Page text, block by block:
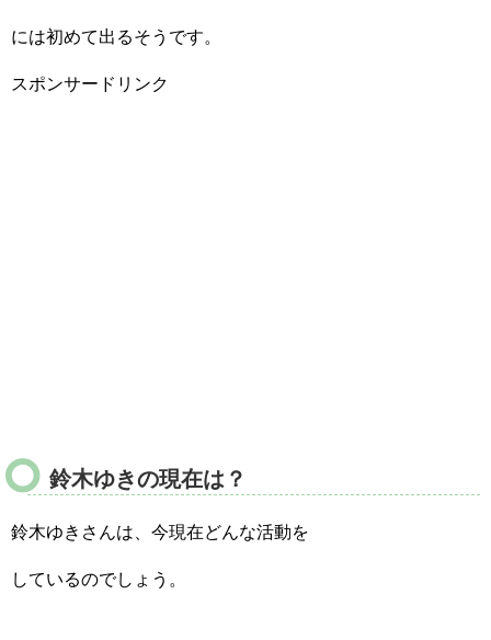
には初めて出るそうです。
スポンサードリンク
鈴木ゆきの現在は？
鈴木ゆきさんは、今現在どんな活動を
しているのでしょう。